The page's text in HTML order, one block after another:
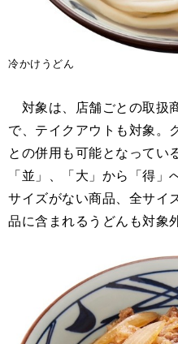
冷かけうどん
対象は、店舗ごとの取扱
で、テイクアウトも対象。
との併用も可能となってい
「並」、「大」から「得」
サイズがない商品、全サイ
品に含まれるうどんも対象